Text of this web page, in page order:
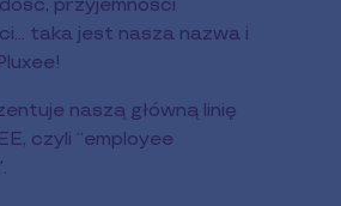
przyjemności
taka jest nasza nazwa i
naszą główną linię
czyli “employee